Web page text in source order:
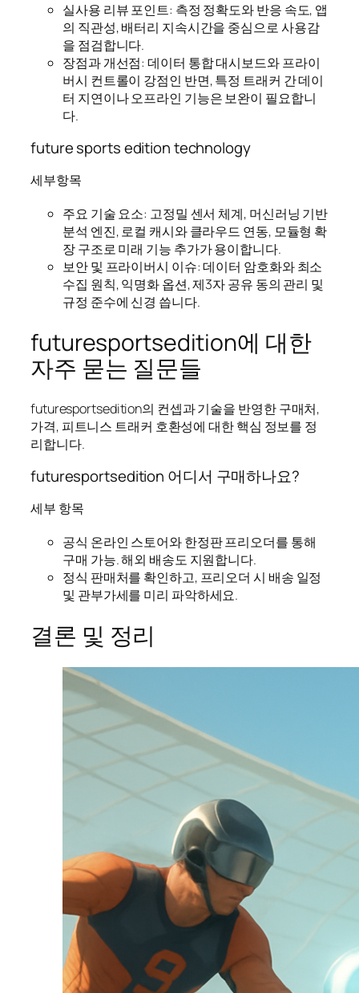
실사용 리뷰 포인트: 측정 정확도와 반응 속도, 앱
의 직관성, 배터리 지속시간을 중심으로 사용감
을 점검합니다.
장점과 개선점: 데이터 통합 대시보드와 프라이
버시 컨트롤이 강점인 반면, 특정 트래커 간 데이
터 지연이나 오프라인 기능은 보완이 필요합니
다.
future sports edition technology
세부항목
주요 기술 요소: 고정밀 센서 체계, 머신러닝 기반
분석 엔진, 로컬 캐시와 클라우드 연동, 모듈형 확
장 구조로 미래 기능 추가가 용이합니다.
보안 및 프라이버시 이슈: 데이터 암호화와 최소
수집 원칙, 익명화 옵션, 제3자 공유 동의 관리 및
규정 준수에 신경 씁니다.
futuresportsedition에 대한
자주 묻는 질문들
futuresportsedition의 컨셉과 기술을 반영한 구매처,
가격, 피트니스 트래커 호환성에 대한 핵심 정보를 정
리합니다.
futuresportsedition 어디서 구매하나요?
세부 항목
공식 온라인 스토어와 한정판 프리오더를 통해
구매 가능. 해외 배송도 지원합니다.
정식 판매처를 확인하고, 프리오더 시 배송 일정
및 관부가세를 미리 파악하세요.
결론 및 정리